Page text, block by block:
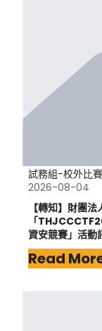
試務組-校外比賽
2026-08-04
【轉知】財團
「
資安競賽」活動
Read